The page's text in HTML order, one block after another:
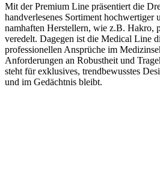
Mit der Premium Line präsentiert die
handverlesenes Sortiment hochwertiger
namhaften Herstellern, wie z.B. Hakro,
veredelt. Dagegen ist die Medical Line
professionellen Ansprüche im
Anforderungen an Robustheit und
steht für exklusives, trendbewusstes
und im Gedächtnis bleibt.